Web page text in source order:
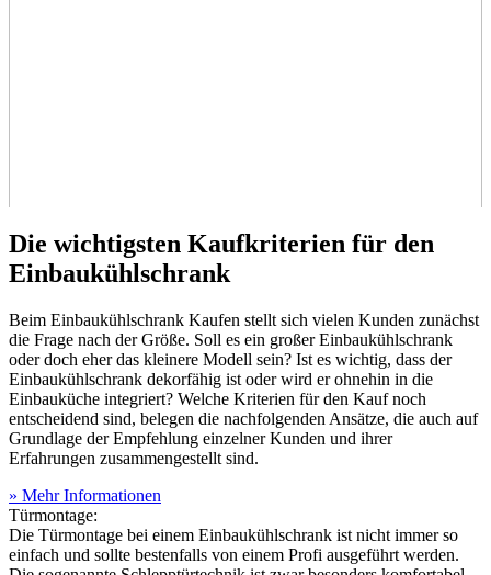
Die wichtigsten Kaufkriterien für den
Einbaukühlschrank
Beim Einbaukühlschrank Kaufen stellt sich vielen Kunden zunächst
die Frage nach der Größe. Soll es ein großer Einbaukühlschrank
oder doch eher das kleinere Modell sein? Ist es wichtig, dass der
Einbaukühlschrank dekorfähig ist oder wird er ohnehin in die
Einbauküche integriert? Welche Kriterien für den Kauf noch
entscheidend sind, belegen die nachfolgenden Ansätze, die auch auf
Grundlage der Empfehlung einzelner Kunden und ihrer
Erfahrungen zusammengestellt sind.
» Mehr Informationen
Türmontage:
Die Türmontage bei einem Einbaukühlschrank ist nicht immer so
einfach und sollte bestenfalls von einem Profi ausgeführt werden.